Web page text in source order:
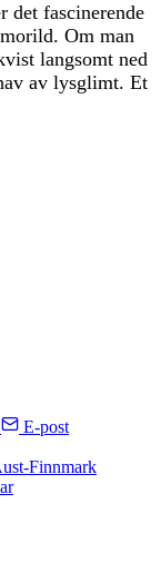
det fascinerende
Om man
langsomt ned
av lysglimt. Et
E-post
Finnmark